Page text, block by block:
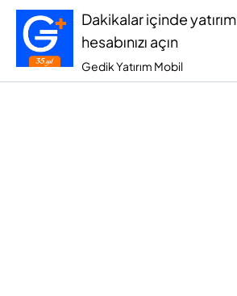
Dakikalar içinde yatırım
hesabınızı açın
Gedik Yatırım Mobil